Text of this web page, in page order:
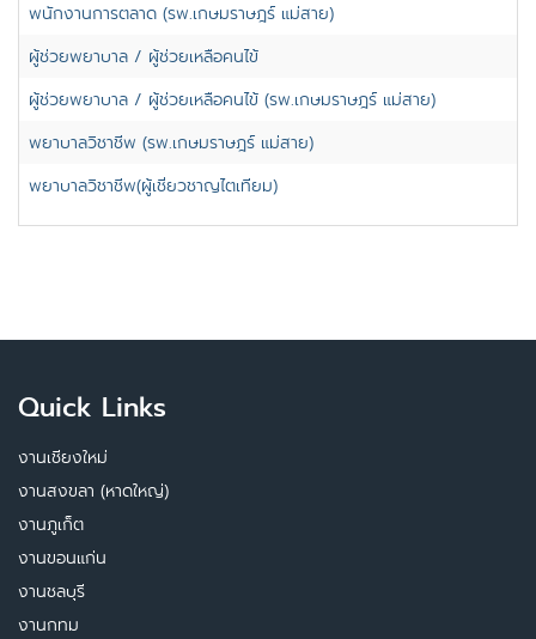
พนักงานการตลาด (รพ.เกษมราษฎร์ แม่สาย)
ผู้ช่วยพยาบาล / ผู้ช่วยเหลือคนไข้
ผู้ช่วยพยาบาล / ผู้ช่วยเหลือคนไข้ (รพ.เกษมราษฎร์ แม่สาย)
พยาบาลวิชาชีพ (รพ.เกษมราษฎร์ แม่สาย)
พยาบาลวิชาชีพ(ผู้เชี่ยวชาญไตเทียม)
Quick Links
งานเชียงใหม่
งานสงขลา (หาดใหญ่)
งานภูเก็ต
งานขอนแก่น
งานชลบุรี
งานกทม